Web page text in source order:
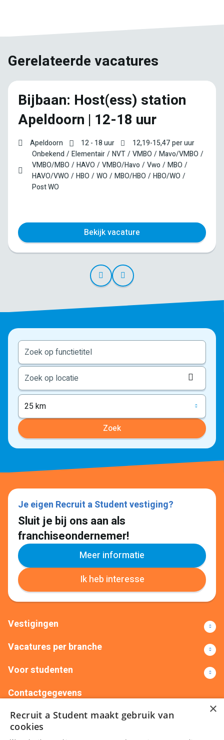
Gerelateerde vacatures
Bijbaan: Host(ess) station
Apeldoorn | 12-18 uur
Apeldoorn 12 - 18 uur 12,19-15,47per uur
Onbekend
Elementair NVT VMBO
Mavo/VMBO
VMBO/MBO
HAVO VMBO/Havo Vwo
MBO
HAVO/VWO
HBO WO MBO/HBO
HBO/WO
Post WO
Bekijk vacature
25 km
Zoek
Je eigen Recruit a Student vestiging?
Sluit je bij ons aan als
franchiseondernemer!
Meer informatie
Ik heb interesse
Vestigingen
Vacatures per branche
Voor studenten
Contactgegevens
+31(0)88 522 00 76
info@recruitastudent.nl
Alle vestigingen
×
Recruit a Student maakt gebruik van
cookies